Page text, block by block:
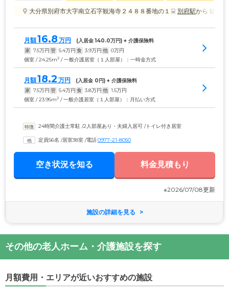
大分県別府市大字南立石字観海寺２４８８番地の１
別府駅から 徒歩
月額16.8 万円 (入居金 140.0万円) + 介護保険料
家 7.5万円 管 5.4万円 食 3.9万円 他 0万円
個室 / 24.25m2 / 一般介護居室（１人部屋）：一時金方式
月額18.2 万円 (入居金 0円) + 介護保険料
家 7.5万円 管 5.4万円 食 3.8万円 他 1.5万円
個室 / 23.95m2 / 一般介護居室（１人部屋）：月払い方式
24時間介護士常駐 /2人部屋あり・夫婦入居可 /トイレ付き居室
定員56名 /居室38室 /電話0977-21-8050
空き状況を知る 料金見積もり
※2026/07/08更新
施設の詳細を見る
その他の老人ホーム・介護施設を探す
月額費用・エリアが近いおすすめの施設